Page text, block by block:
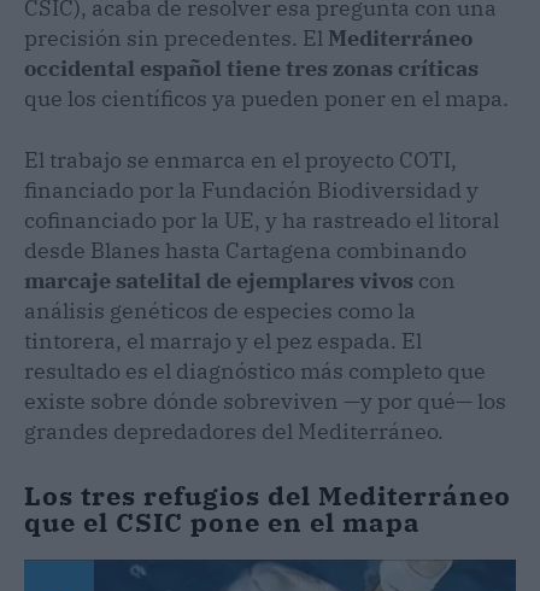
CSIC), acaba de resolver esa pregunta con una
precisión sin precedentes. El Mediterráneo
occidental español tiene tres zonas críticas
que los científicos ya pueden poner en el mapa.
El trabajo se enmarca en el proyecto COTI,
financiado por la Fundación Biodiversidad y
cofinanciado por la UE, y ha rastreado el litoral
desde Blanes hasta Cartagena combinando
marcaje satelital de ejemplares vivos con
análisis genéticos de especies como la
tintorera, el marrajo y el pez espada. El
resultado es el diagnóstico más completo que
existe sobre dónde sobreviven —y por qué— los
grandes depredadores del Mediterráneo.
Los tres refugios del Mediterráneo
que el CSIC pone en el mapa